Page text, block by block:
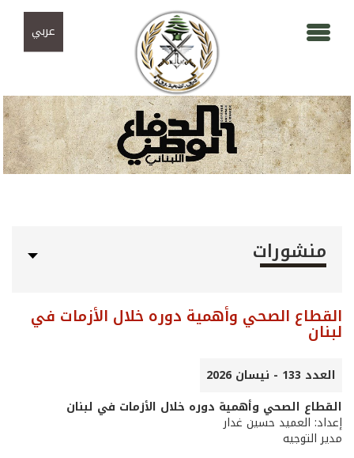
عربي
منشورات
القطاع الصحي وأهمية دوره خلال الأزمات في
لبنان
العدد 133 - نيسان 2026
القطاع الصحي وأهمية دوره خلال الأزمات في لبنان
إعداد: العميد حسين غدار
مدير التوجيه